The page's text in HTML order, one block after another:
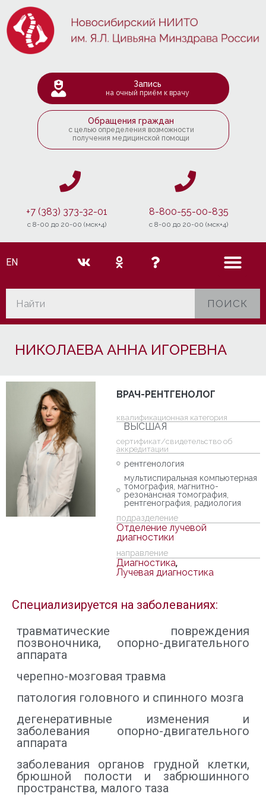
Запись
на очный приём к врачу
Обращения граждан
с целью определения возможности
получения медицинской помощи
+7 (383) 373-32-01
c 8-00 до 20-00 (мск+4)
8-800-55-00-835
c 8-00 до 20-00 (мск+4)
EN
ПОИСК
НИКОЛАЕВА АННА ИГОРЕВНА
ВРАЧ-РЕНТГЕНОЛОГ
квалификационная категория
ВЫСШАЯ
cертификат/свидетельство об
аккредитации
рентгенология
мультиспиральная компьютерная
томография, магнитно-
резонансная томография,
рентгенография, радиология
подразделение
Отделение лучевой
диагностики
направление
Диагностика,
Лучевая диагностика
Специализируется на заболеваниях:
травматические повреждения
позвоночника, опорно-двигательного
аппарата
черепно-мозговая травма
патология головного и спинного мозга
дегенеративные изменения и
заболевания опорно-двигательного
аппарата
заболевания органов грудной клетки,
брюшной полости и забрюшинного
пространства, малого таза